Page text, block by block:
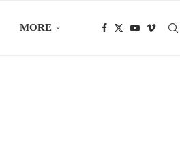
MORE